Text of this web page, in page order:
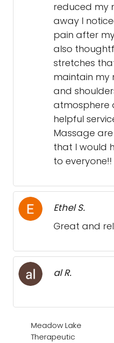
reduced my
away I
pain after
also
stretches
maintain my
and
atmosphere
helpful
Massage
that I would
to everyone!!
Ethel S.
Great and
al R.
Meadow Lake
Therapeutic